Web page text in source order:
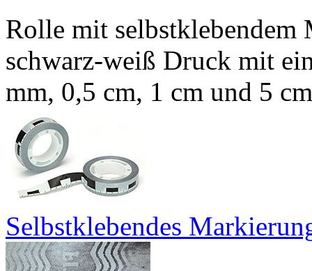
Rolle mit
schwarz-weiß Druck mit
mm, 0,5 cm, 1 cm und 5
Selbstklebendes